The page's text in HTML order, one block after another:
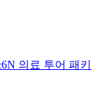
의료 투어 패키